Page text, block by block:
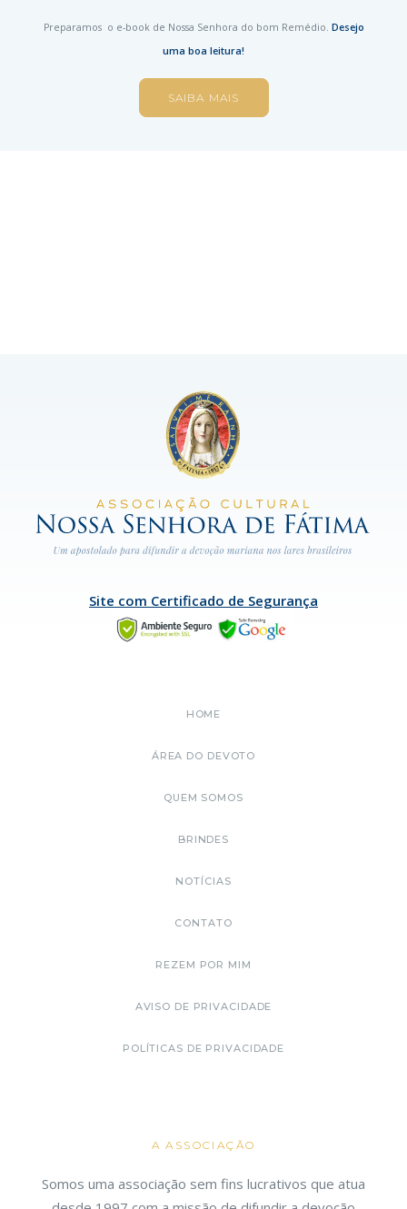
Preparamos o e-book de Nossa Senhora do bom Remédio. Desejo
uma boa leitura!
SAIBA MAIS
Site com Certificado de Segurança
HOME
ÁREA DO DEVOTO
QUEM SOMOS
BRINDES
NOTÍCIAS
CONTATO
REZEM POR MIM
AVISO DE PRIVACIDADE
POLÍTICAS DE PRIVACIDADE
A ASSOCIAÇÃO
Somos uma associação sem fins lucrativos que atua